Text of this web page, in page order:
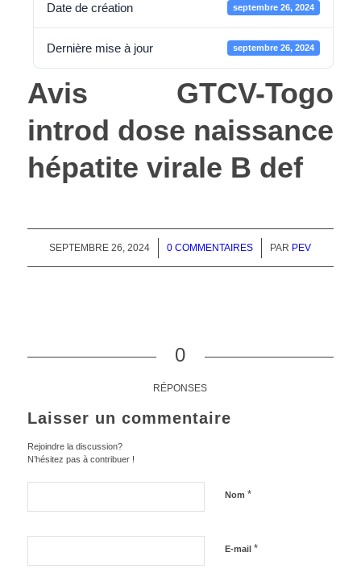
Date de création septembre 26, 2024
Dernière mise à jour septembre 26, 2024
Avis GTCV-Togo
introd dose naissance
hépatite virale B def
SEPTEMBRE 26, 2024
/ 0 COMMENTAIRES
/ PAR PEV
0
RÉPONSES
Laisser un commentaire
Rejoindre la discussion?
N’hésitez pas à contribuer !
Nom *
E-mail *